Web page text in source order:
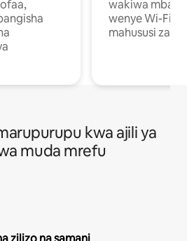
wakiwa mbali
wenye Wi-Fi
mahususi za
kwa ajili ya
muda mrefu